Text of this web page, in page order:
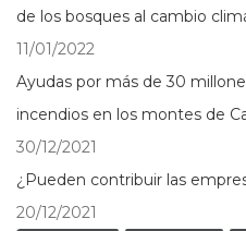
de los bosques al cambio
11/01/2022
Ayudas por más de 30
incendios en los montes de
30/12/2021
¿Pueden contribuir las
20/12/2021